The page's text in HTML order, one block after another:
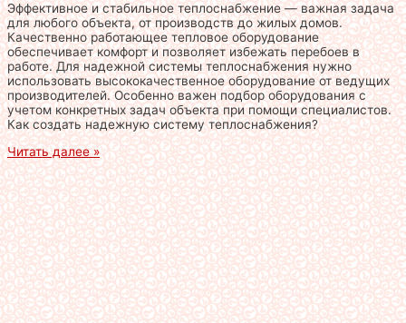
Эффективное и стабильное теплоснабжение — важная задача
для любого объекта, от производств до жилых домов.
Качественно работающее тепловое оборудование
обеспечивает комфорт и позволяет избежать перебоев в
работе. Для надежной системы теплоснабжения нужно
использовать высококачественное оборудование от ведущих
производителей. Особенно важен подбор оборудования с
учетом конкретных задач объекта при помощи специалистов.
Как создать надежную систему теплоснабжения?
Читать далее »